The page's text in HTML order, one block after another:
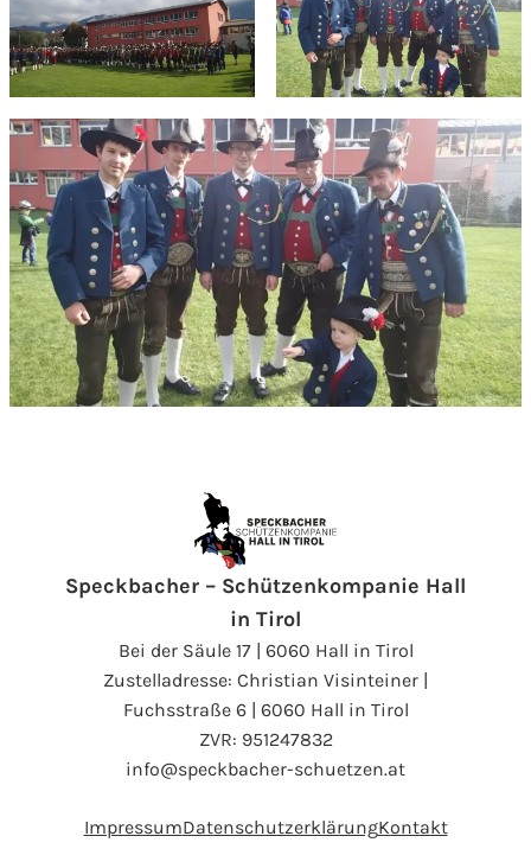
Speckbacher – Schützenkompanie Hall
in Tirol
Bei der Säule 17 | 6060 Hall in Tirol
Zustelladresse: Christian Visinteiner |
Fuchsstraße 6 | 6060 Hall in Tirol
ZVR: 951247832
info@speckbacher-schuetzen.at
ImpressumDatenschutzerklärungKontakt